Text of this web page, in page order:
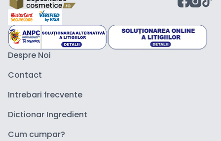
Despre Noi
Contact
Intrebari frecvente
Dictionar Ingredient
Cum cumpar?